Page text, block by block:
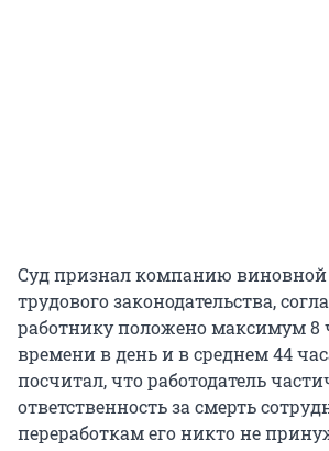
Суд признал компанию
трудового законодательства,
работнику положено максимум 8
времени в день и в среднем 44
посчитал, что работодатель
ответственность за смерть
переработкам его никто не